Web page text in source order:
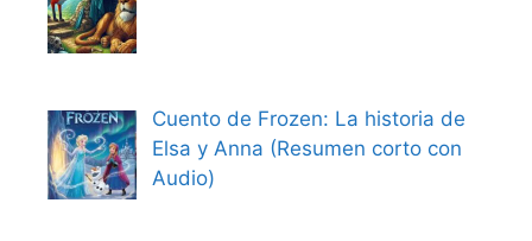
Cuento de Frozen: La historia de
Elsa y Anna (Resumen corto con
Audio)